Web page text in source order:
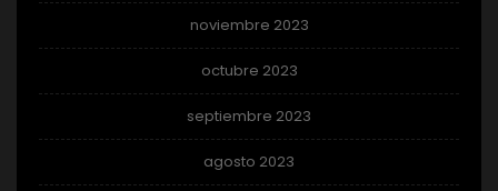
noviembre 2023
octubre 2023
septiembre 2023
agosto 2023